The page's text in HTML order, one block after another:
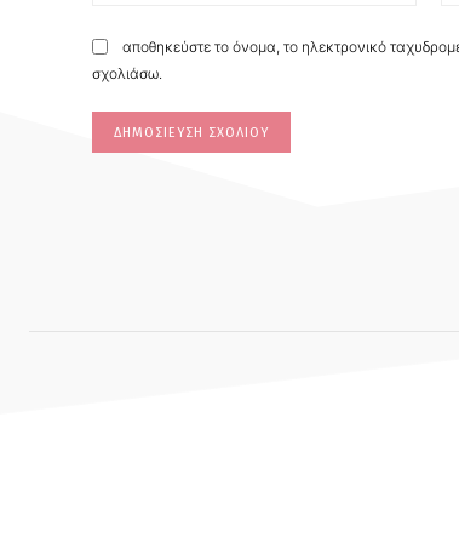
αποθηκεύστε το όνομα, το ηλεκτρονικό
σχολιάσω.